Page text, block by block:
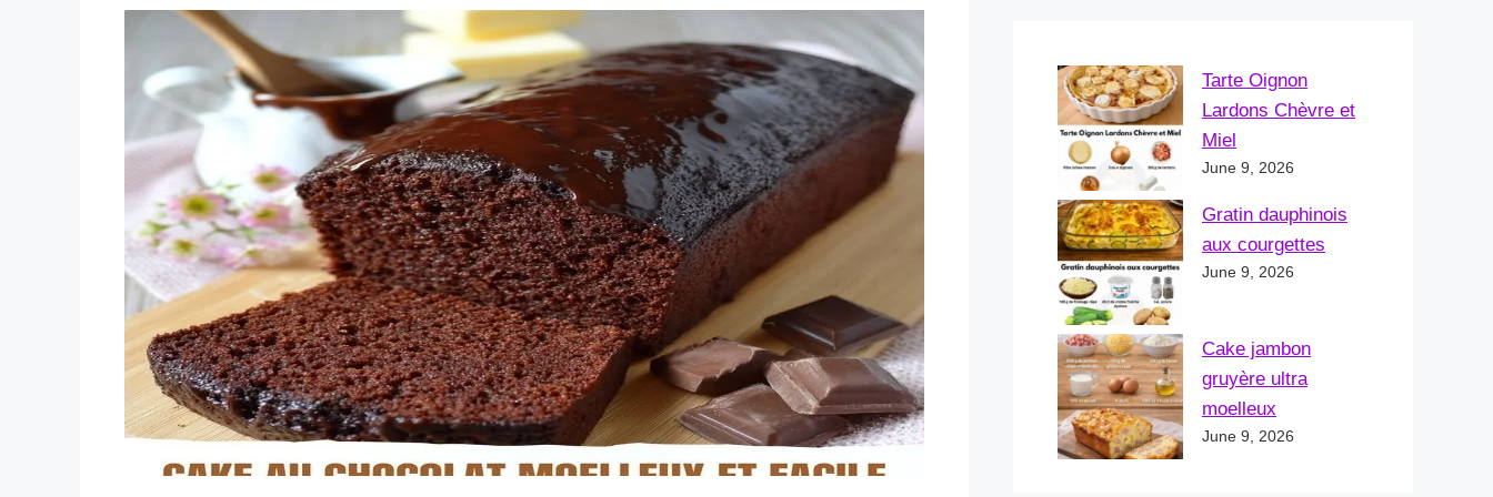
Tarte Oignon
Lardons Chèvre et
Miel
June 9, 2026
Gratin dauphinois
aux courgettes
June 9, 2026
Cake jambon
gruyère ultra
moelleux
June 9, 2026